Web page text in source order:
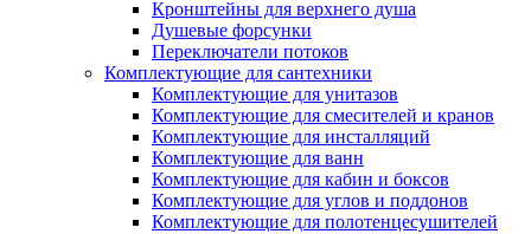
Кронштейны для верхнего душа
Душевые форсунки
Переключатели потоков
Комплектующие для сантехники
Комплектующие для унитазов
Комплектующие для смесителей и кранов
Комплектующие для инсталляций
Комплектующие для ванн
Комплектующие для кабин и боксов
Комплектующие для углов и поддонов
Комплектующие для полотенцесушителей